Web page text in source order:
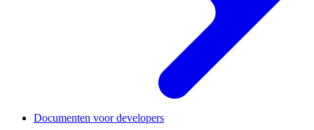
Documenten voor developers